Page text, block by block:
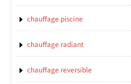
chauffage piscine
chauffage radiant
chauffage reversible